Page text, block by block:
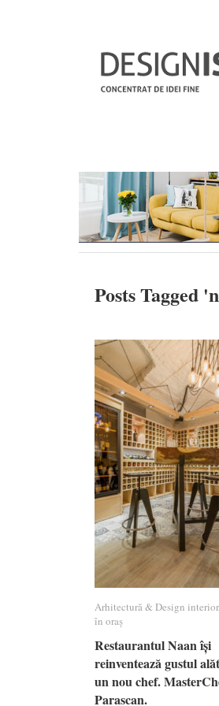
Posts Tagged '
Arhitectură & Design interior
în oraș
Restaurantul Naan își
reinventează gustul
un nou chef.
Parascan.
Arhitectură & Design interior
în oraș
Restaurantul Naan își
reinventează gustul
un nou chef.
Parascan.